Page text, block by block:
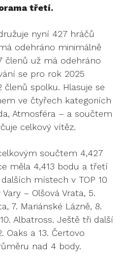
třetí.
nyní 427 hráčů
odehráno minimálně
členů už má odehráno
se pro rok 2025
spolku. Hlasuje se
ve čtyřech kategoriích
Atmosféra – a součtem
celkový vítěz.
součtem 4,427
měla 4,413 bodu a třetí
místech v TOP 10
– Olšová Vrata, 5.
7. Mariánské Lázně, 8.
Albatross. Ještě tři další
Oaks a 13. Čertovo
nad 4 body.